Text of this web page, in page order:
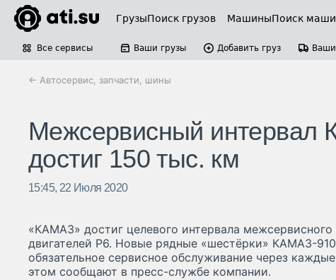
ГрузыПоиск грузов МашиныПоиск
Все сервисы Ваши грузы Добавить груз
← Автосервис, запчасти, шины
Межсервисный интервал
достиг 150 тыс. км
15:45, 22 Июля 2020
«КАМАЗ» достиг целевого интервала
двигателей Р6. Новые рядные «шестёрки» КАМАЗ-
обязательное сервисное обслуживание через
этом сообщают в пресс-службе компании.